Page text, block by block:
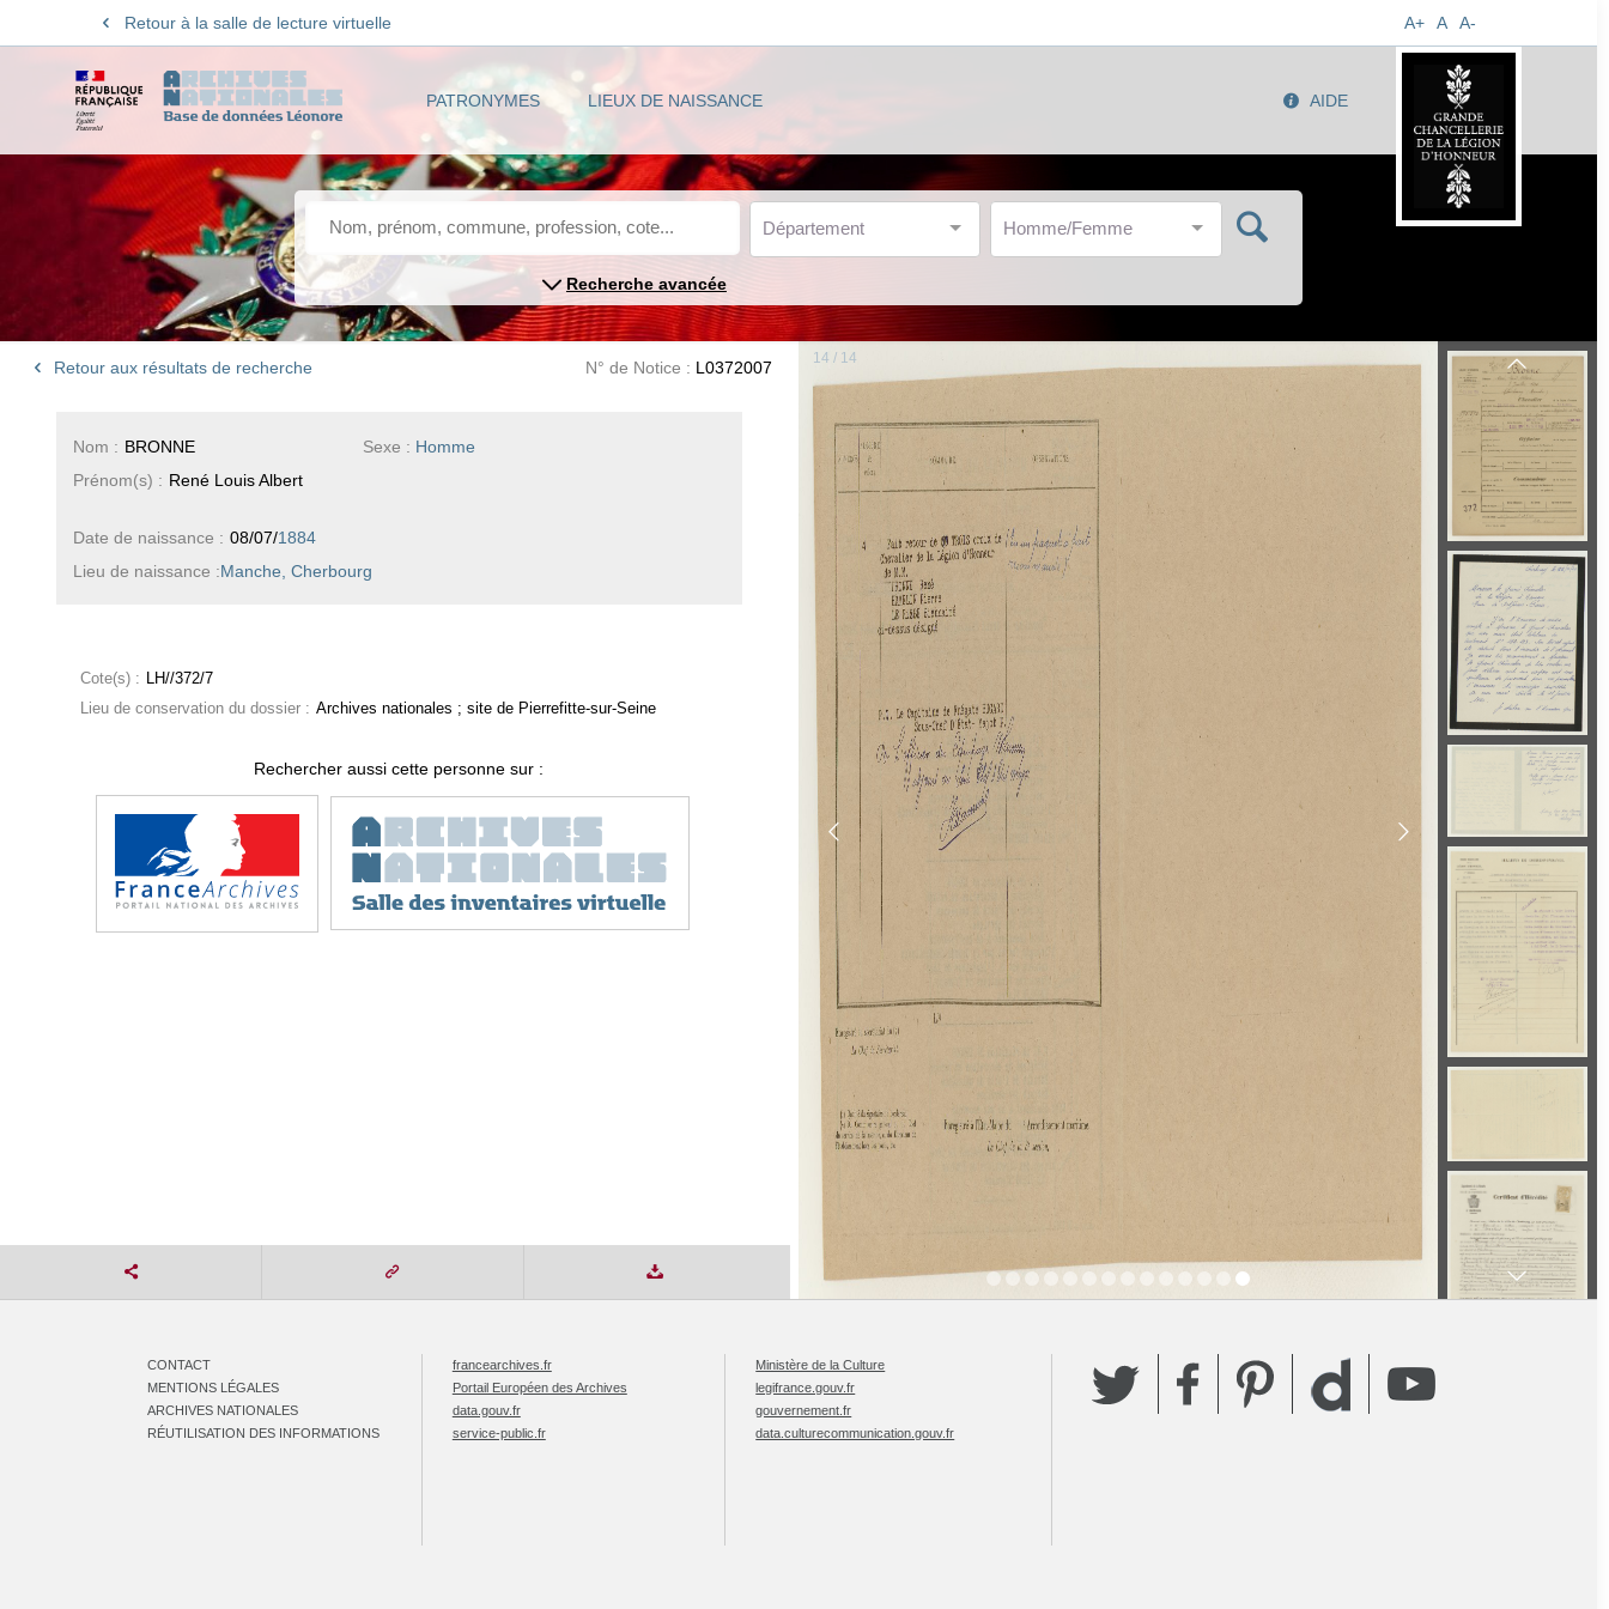
Retour à la salle de lecture virtuelle A+ A A-
PATRONYMES LIEUX DE NAISSANCE AIDE
Département Homme/Femme
Recherche avancée
Retour aux résultats de recherche N° de Notice : L0372007
Sexe : Homme
Nom : BRONNE
Prénom(s) : René Louis Albert
Date de naissance : 08/07/1884
Lieu de naissance :Manche, Cherbourg
Cote(s) : LH//372/7
Lieu de conservation du dossier : Archives nationales ; site de Pierrefitte-sur-Seine
Rechercher aussi cette personne sur :
14 / 14
CONTACT
MENTIONS LÉGALES
ARCHIVES NATIONALES
RÉUTILISATION DES INFORMATIONS
francearchives.fr
Portail Européen des Archives
data.gouv.fr
service-public.fr
Ministère de la Culture
legifrance.gouv.fr
gouvernement.fr
data.culturecommunication.gouv.fr